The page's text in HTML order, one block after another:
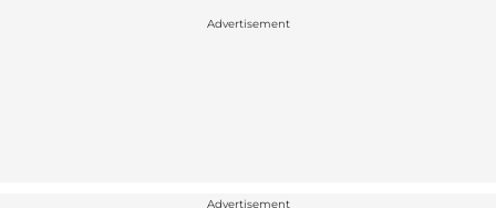
Advertisement
Advertisement